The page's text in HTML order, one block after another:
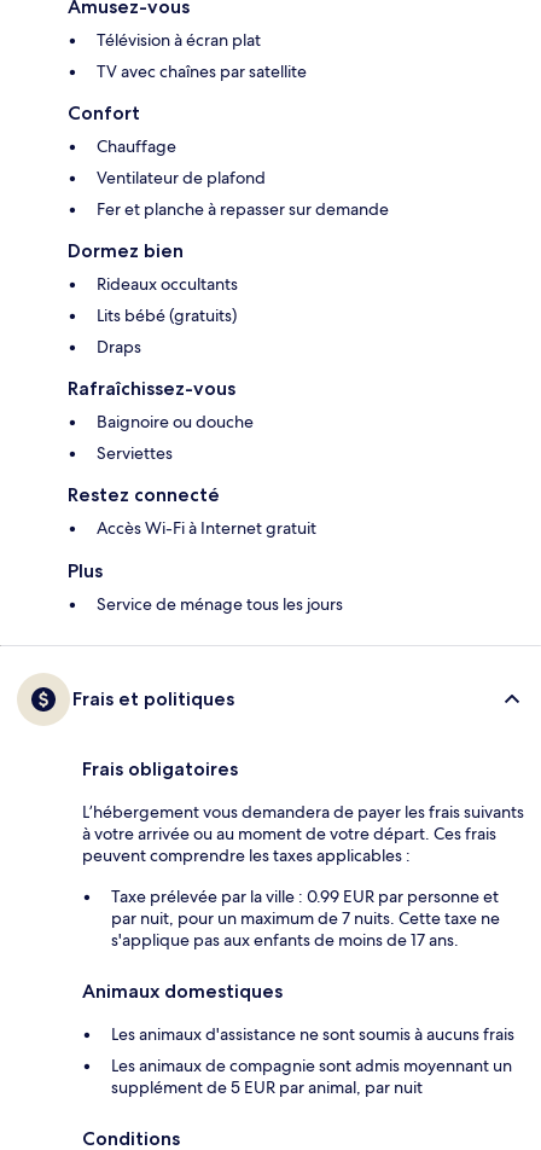
Amusez-vous
Télévision à écran plat
TV avec chaînes par satellite
Confort
Chauffage
Ventilateur de plafond
Fer et planche à repasser sur demande
Dormez bien
Rideaux occultants
Lits bébé (gratuits)
Draps
Rafraîchissez-vous
Baignoire ou douche
Serviettes
Restez connecté
Accès Wi-Fi à Internet gratuit
Plus
Service de ménage tous les jours
Frais et politiques
Frais obligatoires
L’hébergement vous demandera de payer les frais suivants
à votre arrivée ou au moment de votre départ. Ces frais
peuvent comprendre les taxes applicables :
Taxe prélevée par la ville : 0.99 EUR par personne et
par nuit, pour un maximum de 7 nuits. Cette taxe ne
s'applique pas aux enfants de moins de 17 ans.
Animaux domestiques
Les animaux d'assistance ne sont soumis à aucuns frais
Les animaux de compagnie sont admis moyennant un
supplément de 5 EUR par animal, par nuit
Conditions